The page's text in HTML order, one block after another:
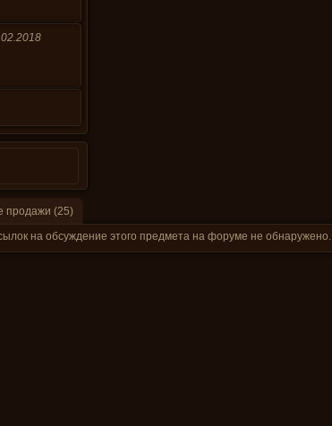
продажи (25)
на обсуждение этого предмета на форуме не обнаружено.